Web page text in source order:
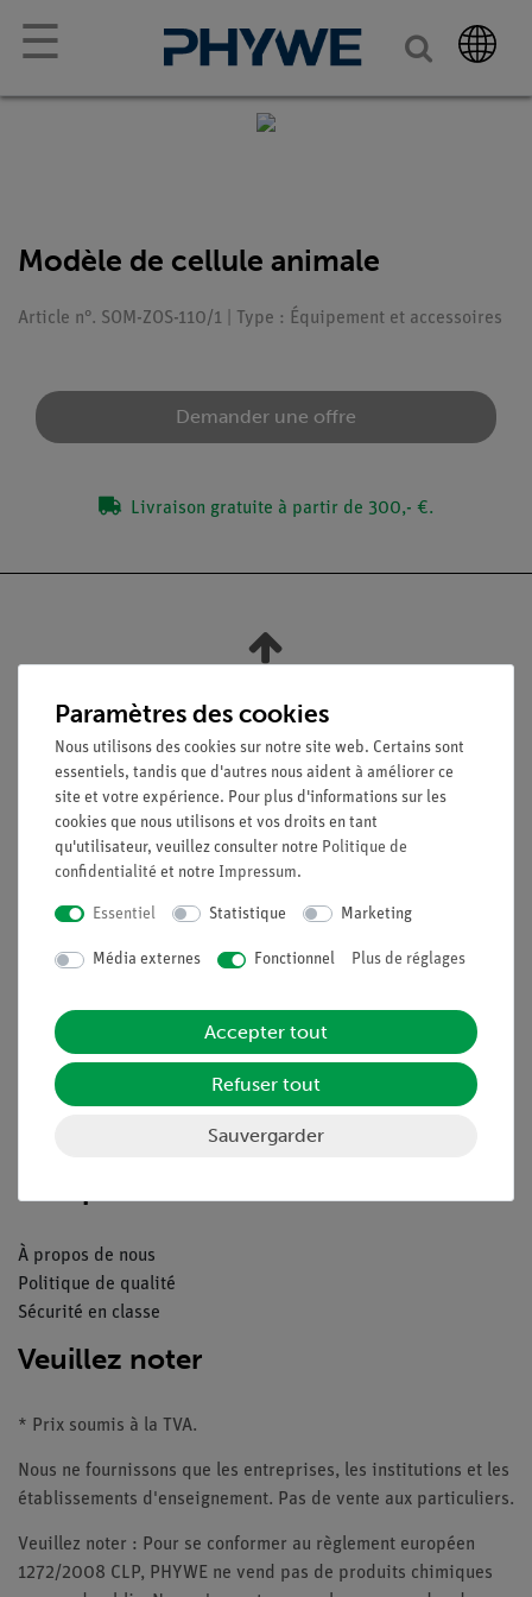
☰
Modèle de cellule animale
Article n°. SOM-ZOS-110/1 | Type : Équipement et accessoires
Demander une offre
Livraison gratuite à partir de 300,- €.
Légal
Contact
Conditions générales de vente
Mentions légales
Service
Aperçu du service
Téléchargements
Catalogue
À propos de nous
Politique de qualité
Sécurité en classe
Veuillez noter
* Prix soumis à la TVA.
Nous ne fournissons que les entreprises, les institutions et les
établissements d'enseignement. Pas de vente aux particuliers.
Veuillez noter : Pour se conformer au règlement européen
1272/2008 CLP, PHYWE ne vend pas de produits chimiques
Paramètres des cookies
Nous utilisons des cookies sur notre site web. Certains sont
essentiels, tandis que d'autres nous aident à améliorer ce
site et votre expérience. Pour plus d'informations sur les
cookies que nous utilisons et vos droits en tant
qu'utilisateur, veuillez consulter notre Politique de
confidentialité et notre Impressum.
Essentiel Statistique Marketing
Média externes Fonctionnel Plus de réglages
Accepter tout
Refuser tout
Sauvergarder